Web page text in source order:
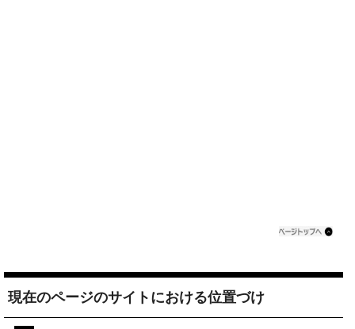
現在のページのサイトにおける位置づけ